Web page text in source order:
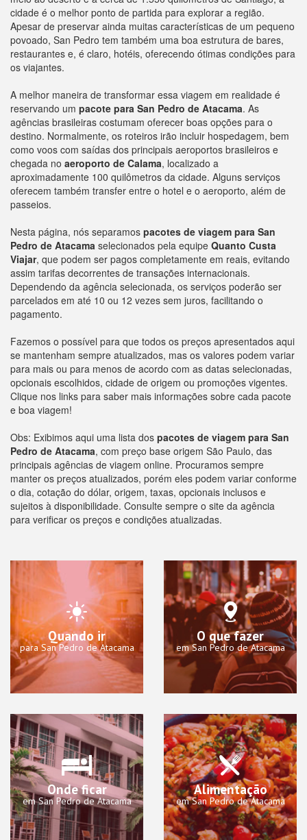
cidade é o melhor ponto de partida para explorar a região.
Apesar de preservar ainda muitas características de um pequeno
povoado, San Pedro tem também uma boa estrutura de bares,
restaurantes e, é claro, hotéis, oferecendo ótimas condições para
os viajantes.
A melhor maneira de transformar essa viagem em realidade é
reservando um pacote para San Pedro de Atacama. As
agências brasileiras costumam oferecer boas opções para o
destino. Normalmente, os roteiros irão incluir hospedagem, bem
como voos com saídas dos principais aeroportos brasileiros e
chegada no aeroporto de Calama, localizado a
aproximadamente 100 quilômetros da cidade. Alguns serviços
oferecem também transfer entre o hotel e o aeroporto, além de
passeios.
Nesta página, nós separamos pacotes de viagem para San
Pedro de Atacama selecionados pela equipe Quanto Custa
Viajar, que podem ser pagos completamente em reais, evitando
assim tarifas decorrentes de transações internacionais.
Dependendo da agência selecionada, os serviços poderão ser
parcelados em até 10 ou 12 vezes sem juros, facilitando o
pagamento.
Fazemos o possível para que todos os preços apresentados aqui
se mantenham sempre atualizados, mas os valores podem variar
para mais ou para menos de acordo com as datas selecionadas,
opcionais escolhidos, cidade de origem ou promoções vigentes.
Clique nos links para saber mais informações sobre cada pacote
e boa viagem!
Obs: Exibimos aqui uma lista dos pacotes de viagem para San
Pedro de Atacama, com preço base origem São Paulo, das
principais agências de viagem online. Procuramos sempre
manter os preços atualizados, porém eles podem variar conforme
o dia, cotação do dólar, origem, taxas, opcionais inclusos e
sujeitos à disponibilidade. Consulte sempre o site da agência
para verificar os preços e condições atualizadas.
Quando ir
para San Pedro de Atacama
O que fazer
em San Pedro de Atacama
Onde ficar
em San Pedro de Atacama
Alimentação
em San Pedro de Atacama